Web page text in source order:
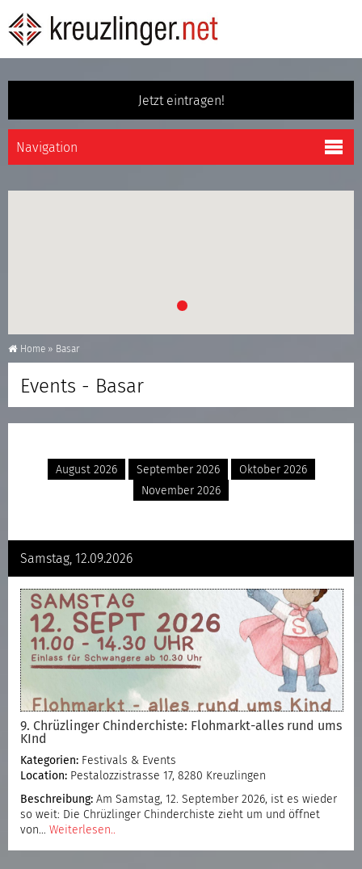
Jetzt eintragen!
Home » Basar
Events - Basar
August 2026 September 2026
Oktober 2026
November 2026
Samstag, 12.09.2026
9. Chrüzlinger Chinderchiste: Flohmarkt-alles rund ums
KInd
Kategorien: Festivals & Events
Location: Pestalozzistrasse 17, 8280 Kreuzlingen
Beschreibung: Am Samstag, 12. September 2026, ist es wieder
so weit: Die Chrüzlinger Chinderchiste zieht um und öffnet
von… Weiterlesen..